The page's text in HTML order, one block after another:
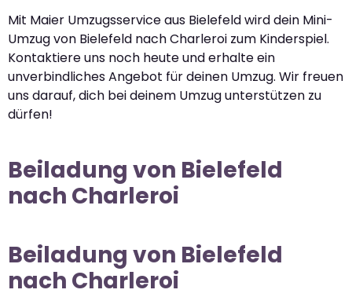
Mit Maier Umzugsservice aus Bielefeld wird dein Mini-
Umzug von Bielefeld nach Charleroi zum Kinderspiel.
Kontaktiere uns noch heute und erhalte ein
unverbindliches Angebot für deinen Umzug. Wir freuen
uns darauf, dich bei deinem Umzug unterstützen zu
dürfen!
Beiladung von Bielefeld
nach Charleroi
Beiladung von Bielefeld
nach Charleroi